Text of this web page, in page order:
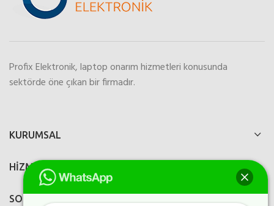
Profix Elektronik, laptop onarım hizmetleri konusunda
sektörde öne çıkan bir firmadır.
KURUMSAL
HİZMETLERİMİZ
SOSYAL MEDYA